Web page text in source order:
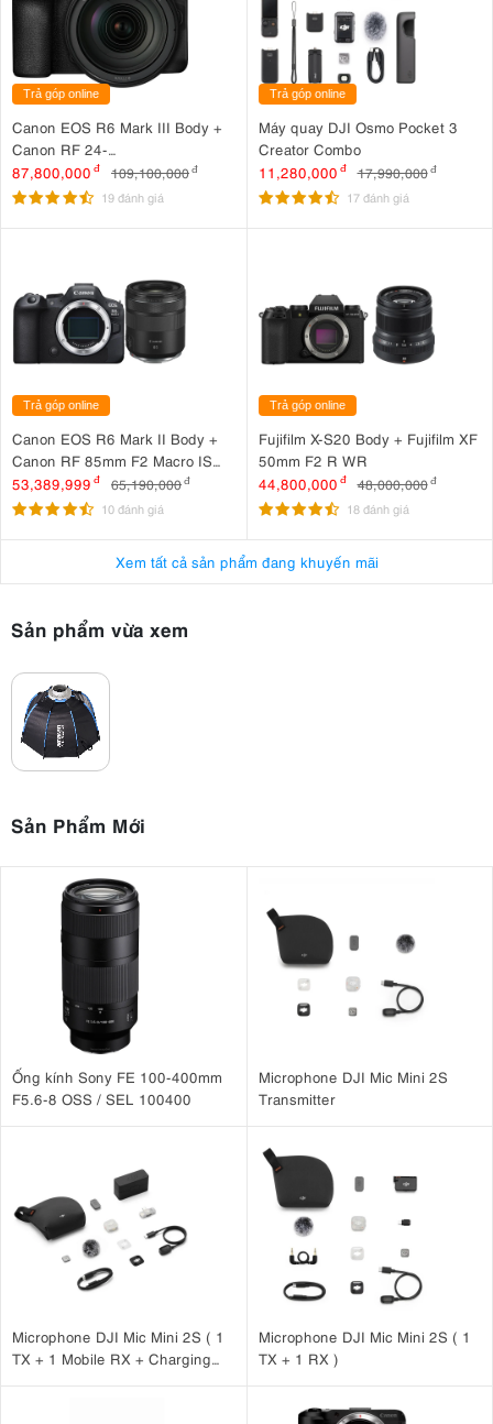
Trả góp online
Canon EOS R6 Mark III Body +
Canon RF 24-
105mm F4 L IS USM
87,800,000 đ 109,100,000đ
19 đánh giá
Trả góp online
Máy quay DJI Osmo Pocket 3
Creator Combo
11,280,000 đ 17,990,000 đ
17 đánh giá
Trả góp online
Canon EOS R6 Mark II Body +
Canon RF 85mm F2 Macro IS
STM
53,389,999 đ 65,190,000đ
10 đánh giá
Trả góp online
Fujifilm X-S20 Body + Fujifilm XF
50mm F2 R WR
44,800,000 đ 48,000,000 đ
18 đánh giá
Xem tất cả sản phẩm đang khuyến mãi
Sản phẩm vừa xem
Sản Phẩm Mới
Ống kính Sony FE 100-400mm
F5.6-8 OSS / SEL 100400
Microphone DJI Mic Mini 2S
Transmitter
Microphone DJI Mic Mini 2S ( 1
TX + 1 Mobile RX + Charging
Microphone DJI Mic Mini 2S ( 1
TX + 1 RX )